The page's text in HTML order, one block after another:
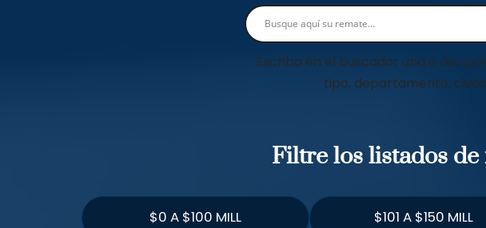
Escriba en el buscador una o dos
tipo, departamento,
Filtre los listados de
$0 A $100 MILL $101 A $150 MILL